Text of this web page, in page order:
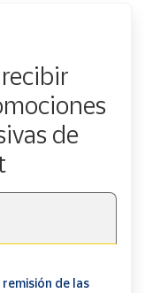
de
de las